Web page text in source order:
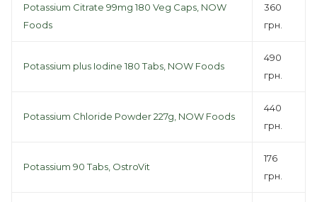
Potassium Citrate 99mg 180 Veg Caps, NOW
Foods
360
грн.
Potassium plus Iodine 180 Tabs, NOW Foods
490
грн.
Potassium Chloride Powder 227g, NOW Foods
440
грн.
Potassium 90 Tabs, OstroVit
176
грн.